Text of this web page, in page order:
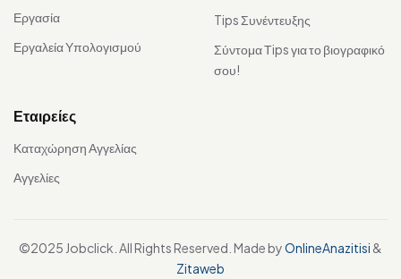
Εργασία
Εργαλεία Υπολογισμού
Tips Συνέντευξης
Σύντομα Τips για το βιογραφικό
σου!
Εταιρείες
Καταχώρηση Αγγελίας
Αγγελίες
©2025 Jobclick. All Rights Reserved. Made byOnlineAnazitisi &
Zitaweb